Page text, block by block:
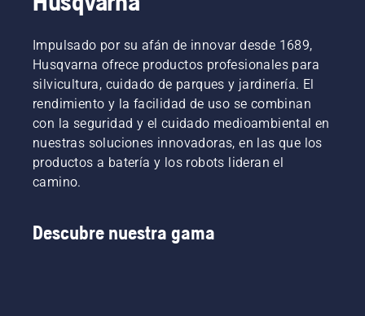
Impulsado por su afán de innovar desde 1689,
Husqvarna ofrece productos profesionales para
silvicultura, cuidado de parques y jardinería. El
rendimiento y la facilidad de uso se combinan
con la seguridad y el cuidado medioambiental en
nuestras soluciones innovadoras, en las que los
productos a batería y los robots lideran el
camino.
Descubre nuestra gama